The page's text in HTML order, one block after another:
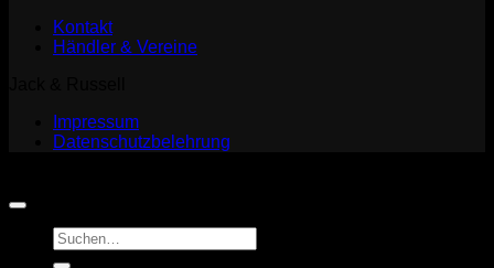
Kontakt
Händler & Vereine
Impressum
Datenschutzbelehrung
Suchen
nach: